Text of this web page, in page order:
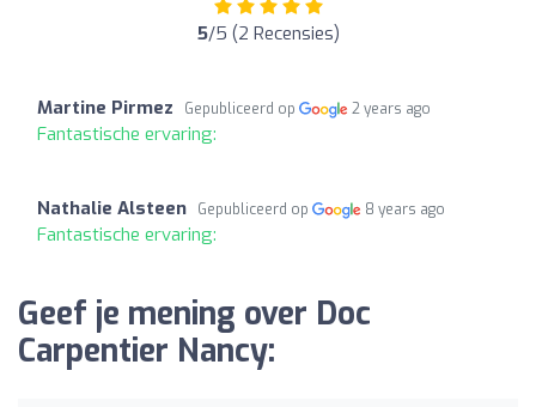
5/5 (2 Recensies)
Martine Pirmez Gepubliceerd op 2 years ago
Fantastische ervaring:
Nathalie Alsteen Gepubliceerd op 8 years ago
Fantastische ervaring:
Geef je mening over Doc
Carpentier Nancy: